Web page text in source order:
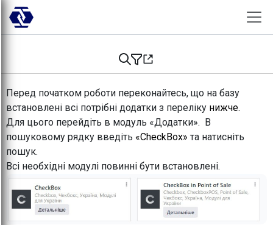
Skip to Content
Перед початком роботи переконайтесь, що на базу
встановлені всі потрібні додатки з переліку нижче.
Для цього перейдіть в модуль «Додатки». В
пошуковому рядку введіть «CheckBox» та натисніть
пошук.
Всі необхідні модулі повинні бути встановлені.